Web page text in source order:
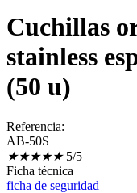
Cuchillas
stainless
(50 u)
Referencia:
AB-50S
★★★★★ 5/5
Ficha técnica
ficha de seguridad